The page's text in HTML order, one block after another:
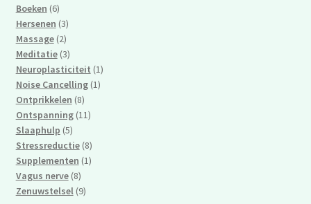
Boeken 66
producten
Hersenen 33
producten
Massage 22
producten
Meditatie 33
producten
Neuroplasticiteit 11
product
Noise Cancelling 11
Ontprikkelen 88
producten
Ontspanning 1111
Slaaphulp 55
producten
Stressreductie 88
producten
Supplementen 11
Vagus nerve 88
producten
Zenuwstelsel 99